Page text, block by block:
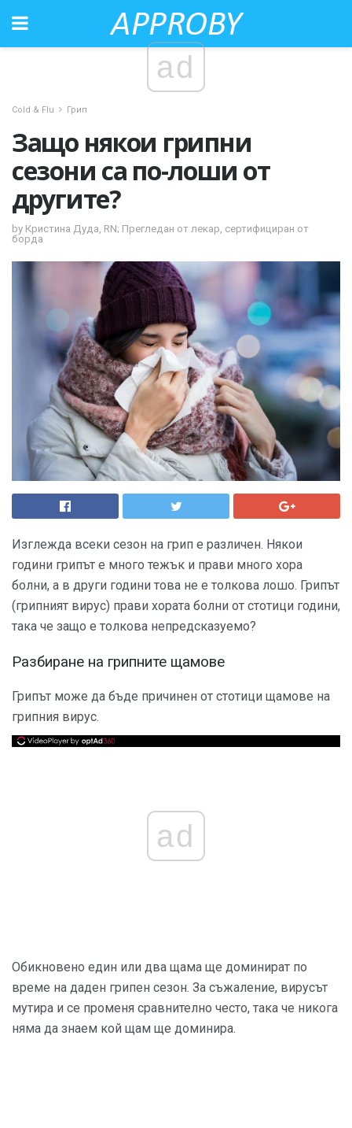
ad
Cold & Flu Грип
Защо някои грипни
сезони са по-лоши от
другите?
by Кристина Дуда, RN; Прегледан от лекар, сертифициран от
борда
Изглежда всеки сезон на грип е различен. Някои
години грипът е много тежък и прави много хора
болни, а в други години това не е толкова лошо. Грипът
(грипният вирус) прави хората болни от стотици години,
така че защо е толкова непредсказуемо?
Разбиране на грипните щамове
Грипът може да бъде причинен от стотици щамове на
грипния вирус.
ad
Обикновено един или два щама ще доминират по
време на даден грипен сезон. За съжаление, вирусът
мутира и се променя сравнително често, така че никога
няма да знаем кой щам ще доминира.